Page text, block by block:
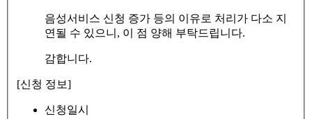
음성서비스 신청 증가 등의 이유로 처리가 다소 지
연될 수 있으니, 이 점 양해 부탁드립니다.
감합니다.
[신청 정보]
신청일시